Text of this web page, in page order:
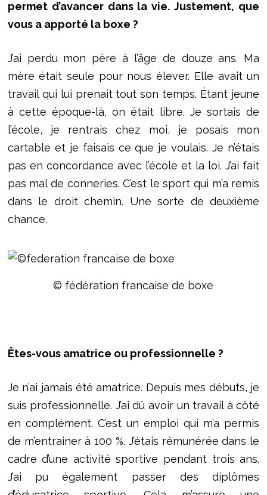
permet d’avancer dans la vie. Justement, que
vous a apporté la boxe ?
J’ai perdu mon père à l’âge de douze ans. Ma
mère était seule pour nous élever. Elle avait un
travail qui lui prenait tout son temps. Étant jeune
à cette époque-là, on était libre. Je sortais de
l’école, je rentrais chez moi, je posais mon
cartable et je faisais ce que je voulais. Je n’étais
pas en concordance avec l’école et la loi. J’ai fait
pas mal de conneries. C’est le sport qui m’a remis
dans le droit chemin. Une sorte de deuxième
chance.
© fédération francaise de boxe
Êtes-vous amatrice ou professionnelle ?
Je n’ai jamais été amatrice. Depuis mes débuts, je
suis professionnelle. J’ai dû avoir un travail à côté
en complément. C’est un emploi qui m’a permis
de m’entrainer à 100 %. J’étais rémunérée dans le
cadre d’une activité sportive pendant trois ans.
J’ai pu également passer des diplômes